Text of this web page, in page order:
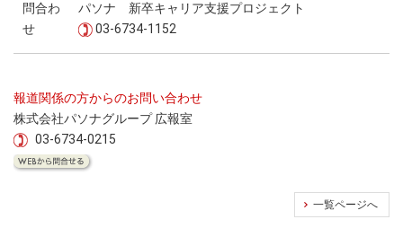
問合わ
せ
パソナ 新卒キャリア支援プロジェクト
03-6734-1152
報道関係の方からのお問い合わせ
株式会社パソナグループ 広報室
03-6734-0215
一覧ページへ